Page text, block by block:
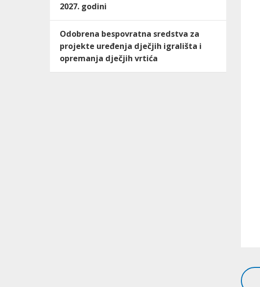
2027. godini
Odobrena bespovratna sredstva za
projekte uređenja dječjih igrališta i
opremanja dječjih vrtića